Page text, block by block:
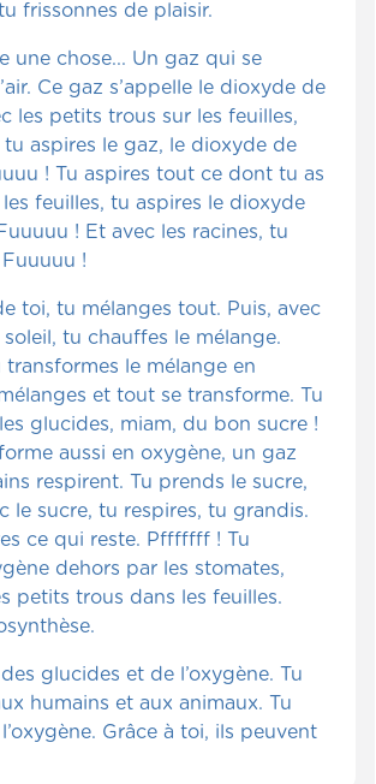
frissonnes de plaisir.
une chose... Un gaz qui se
Ce gaz s’appelle le dioxyde de
les petits trous sur les feuilles,
tu aspires le gaz, le dioxyde de
! Tu aspires tout ce dont tu as
feuilles, tu aspires le dioxyde
! Et avec les racines, tu
Fuuuuu !
toi, tu mélanges tout. Puis, avec
soleil, tu chauffes le mélange.
transformes le mélange en
et tout se transforme. Tu
glucides, miam, du bon sucre !
aussi en oxygène, un gaz
respirent. Tu prends le sucre,
le sucre, tu respires, tu grandis.
ce qui reste. Pfffffff ! Tu
dehors par les stomates,
petits trous dans les feuilles.
glucides et de l’oxygène. Tu
humains et aux animaux. Tu
Grâce à toi, ils peuvent